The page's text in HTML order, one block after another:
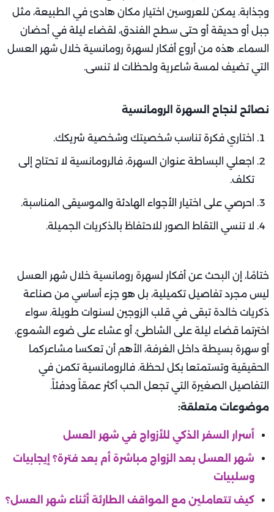
وجذابة. يمكن للعروسين اختيار مكان هادئ في الطبيعة، مثل
جبل أو حديقة أو حتى سطح الفندق، لقضاء ليلة في أحضان
السماء. هذه من أروع أفكار لسهرة رومانسية خلال شهر العسل
التي تضيف لمسة شاعرية ولحظات لا تنسى.
نصائح لنجاح السهرة الرومانسية
اختاري فكرة تناسب شخصيتك وشخصية شريكك.
اجعلي البساطة عنوان السهرة، فالرومانسية لا تحتاج إلى
تكلف.
احرصي على اختيار الأجواء الهادئة والموسيقى المناسبة.
لا تنسي التقاط الصور للاحتفاظ بالذكريات الجميلة.
ختامًا، إن البحث عن أفكار لسهرة رومانسية خلال شهر العسل
ليس مجرد تفاصيل تكميلية، بل هو جزء أساسي من صناعة
ذكريات خالدة تبقى في قلب الزوجين لسنوات طويلة. سواء
اخترتما قضاء ليلة على الشاطئ، أو عشاء على ضوء الشموع،
أو سهرة بسيطة داخل الغرفة، الأهم أن تعكسا مشاعركما
الحقيقية وتستمتعا بكل لحظة. فالرومانسية تكمن في
التفاصيل الصغيرة التي تجعل الحب أكثر عمقاً ودفئاً.
موضوعات متعلقة:
أسرار السفر الذكي للأزواج في شهر العسل
شهر العسل بعد الزواج مباشرة أم بعد فترة؟ إيجابيات
وسلبيات
كيف تتعاملين مع المواقف الطارئة أثناء شهر العسل؟